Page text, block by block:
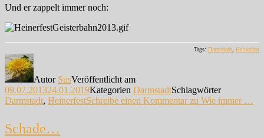
Und er zappelt immer noch:
Tags: Darmstadt Heinerfest
Autor SusVeröffentlicht am
09.07.201324.01.2019Kategorien DarmstadtSchlagwörter
Darmstadt, HeinerfestSchreibe einen Kommentarzu Wie immer …
Schade…